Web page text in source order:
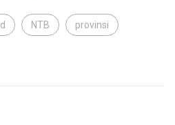
NTB provinsi